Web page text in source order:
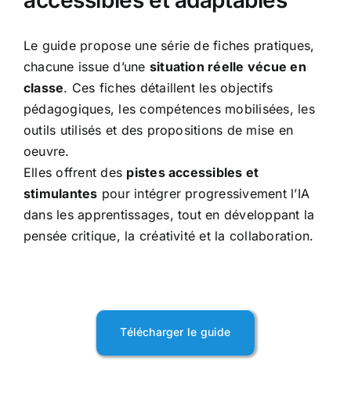
Le guide propose une série de fiches pratiques,
chacune issue d’une situation réelle vécue en
classe. Ces fiches détaillent les objectifs
pédagogiques, les compétences mobilisées, les
outils utilisés et des propositions de mise en
oeuvre.
Elles offrent des pistes accessibles et
stimulantes pour intégrer progressivement l’IA
dans les apprentissages, tout en développant la
pensée critique, la créativité et la collaboration.
Télécharger le guide